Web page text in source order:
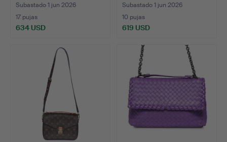
Subastado 1 jun 2026
17 pujas
634 USD
Subastado 1 jun 2026
10 pujas
619 USD